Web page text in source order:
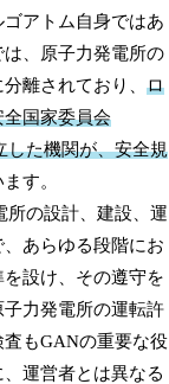
アトム自身ではあ
、原子力発電所の
離されており、ロ
国家委員会
した機関が、安全規
す。
所の設計、建設、運
あらゆる段階にお
設け、その遵守を
力発電所の運転許
もGANの重要な役
運営者とは異なる